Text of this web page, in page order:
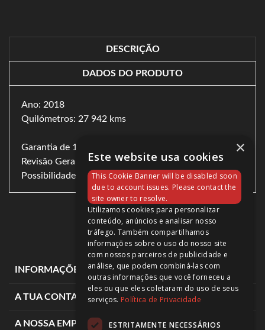
DESCRIÇÃO
DADOS DO PRODUTO
Ano: 2018
Quilómetros: 27 942 kms
Garantia de 18 meses.
Revisão Geral Efetuada.
Possibilidade de Financiamento com CPLP.
INFORMAÇÕES DE LOJA
A TUA CONTA
A NOSSA EMPRESA
×
Este website usa cookies
This Cookie Banner will be disabled soon
due to account issues. Please contact the
site owner to resolve.
Utilizamos cookies para personalizar
conteúdo, anúncios e analisar nosso
tráfego. Também compartilhamos
informações sobre o uso do nosso site
com nossos parceiros de publicidade e
análise, que podem combiná-las com
outras informações que você forneceu a
eles ou que eles coletaram do uso de seus
serviços. Política de Privacidade
ESTRITAMENTE NECESSÁRIOS